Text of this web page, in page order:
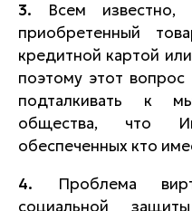
3. Всем
приобретенный
кредитной картой
поэтому этот
подталкивать к
общества, что
обеспеченных кто
4. Проблема
социальной